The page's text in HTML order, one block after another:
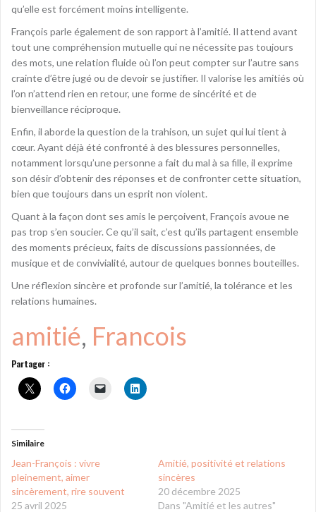
qu’elle est forcément moins intelligente.
François parle également de son rapport à l’amitié. Il attend avant
tout une compréhension mutuelle qui ne nécessite pas toujours
des mots, une relation fluide où l’on peut compter sur l’autre sans
crainte d’être jugé ou de devoir se justifier. Il valorise les amitiés où
l’on n’attend rien en retour, une forme de sincérité et de
bienveillance réciproque.
Enfin, il aborde la question de la trahison, un sujet qui lui tient à
cœur. Ayant déjà été confronté à des blessures personnelles,
notamment lorsqu’une personne a fait du mal à sa fille, il exprime
son désir d’obtenir des réponses et de confronter cette situation,
bien que toujours dans un esprit non violent.
Quant à la façon dont ses amis le perçoivent, François avoue ne
pas trop s’en soucier. Ce qu’il sait, c’est qu’ils partagent ensemble
des moments précieux, faits de discussions passionnées, de
musique et de convivialité, autour de quelques bonnes bouteilles.
Une réflexion sincère et profonde sur l’amitié, la tolérance et les
relations humaines.
amitié, Francois
Partager :
Similaire
Jean-François : vivre
pleinement, aimer
sincèrement, rire souvent
25 avril 2025
Amitié, positivité et relations
sincères
20 décembre 2025
Dans "Amitié et les autres"